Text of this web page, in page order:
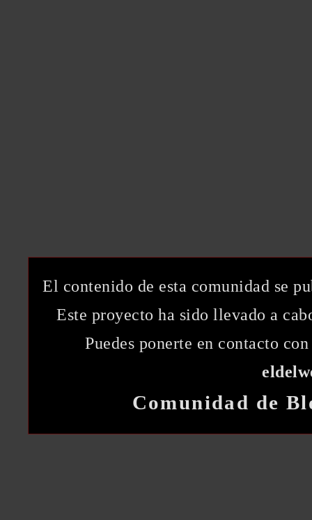
El contenido de esta comunidad se
Este proyecto ha sido llevado a
Puedes ponerte en contacto
Comunidad de